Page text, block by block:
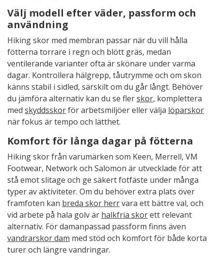
Välj modell efter väder, passform och
användning
Hiking skor med membran passar när du vill hålla
fötterna torrare i regn och blött gräs, medan
ventilerande varianter ofta är skönare under varma
dagar. Kontrollera hälgrepp, tåutrymme och om skon
känns stabil i sidled, särskilt om du går långt. Behöver
du jämföra alternativ kan du se flerskor, komplettera
med skyddsskorför arbetsmiljöer eller välja löparskor
när fokus är tempo och lätthet.
Komfort för långa dagar på fötterna
Hiking skor från varumärken som Keen, Merrell, VM
Footwear, Network och Salomon är utvecklade för att
stå emot slitage och ge säkert fotfäste under många
typer av aktiviteter. Om du behöver extra plats över
framfoten kan breda skor herrvara ett bättre val, och
vid arbete på hala golv är halkfria skorett relevant
alternativ. För damanpassad passform finns även
vandrarskor dam med stöd och komfort för både korta
turer och längre vandringar.